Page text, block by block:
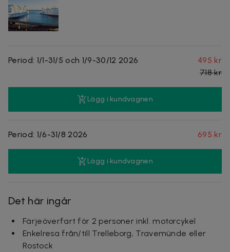
Period: 1/1-31/5 och 1/9-30/12 2026
495 kr
718 kr
Lägg i kundvagnen
Period: 1/6-31/8 2026 695 kr
Lägg i kundvagnen
Det här ingår
Färjeöverfart för 2 personer inkl. motorcykel
Enkelresa från/till Trelleborg, Travemünde eller
Rostock